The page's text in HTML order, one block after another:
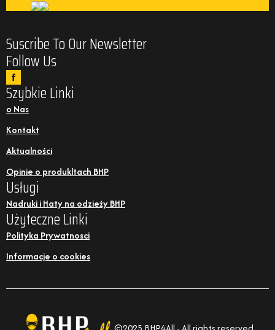
Suscribe To Our Newsletter
Follow Us
Szybkie Linki
o Nas
Kontakt
Aktualności
Opinie o produkltach BHP
Usługi
Nadruki i Haty na odzieży BHP
Użyteczne Linki
Polityka Prywatnosci
Informacje o cookies